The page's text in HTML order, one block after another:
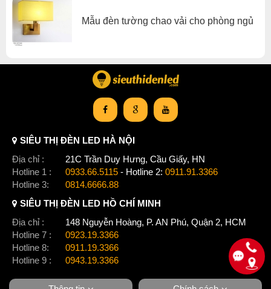
Mẫu đèn tường chao vải cho phòng ngủ
SIÊU THỊ ĐÈN LED HÀ NỘI
Địa chỉ :
21C Trần Duy Hưng, Cầu Giấy, HN
Hotline 1 :
0933.66.5115 - Hotline 2: 0911.91.3366
Hotline 3:
0814.6666.88
SIÊU THỊ ĐÈN LED HỒ CHÍ MINH
Địa chỉ :
148 Nguyễn Hoàng, P. AN Phú, Quận 2, HCM
Hotline 7 :
0923.19.3366
Hotline 8:
0911.19.3366
Hotline 9 :
0943.19.3366